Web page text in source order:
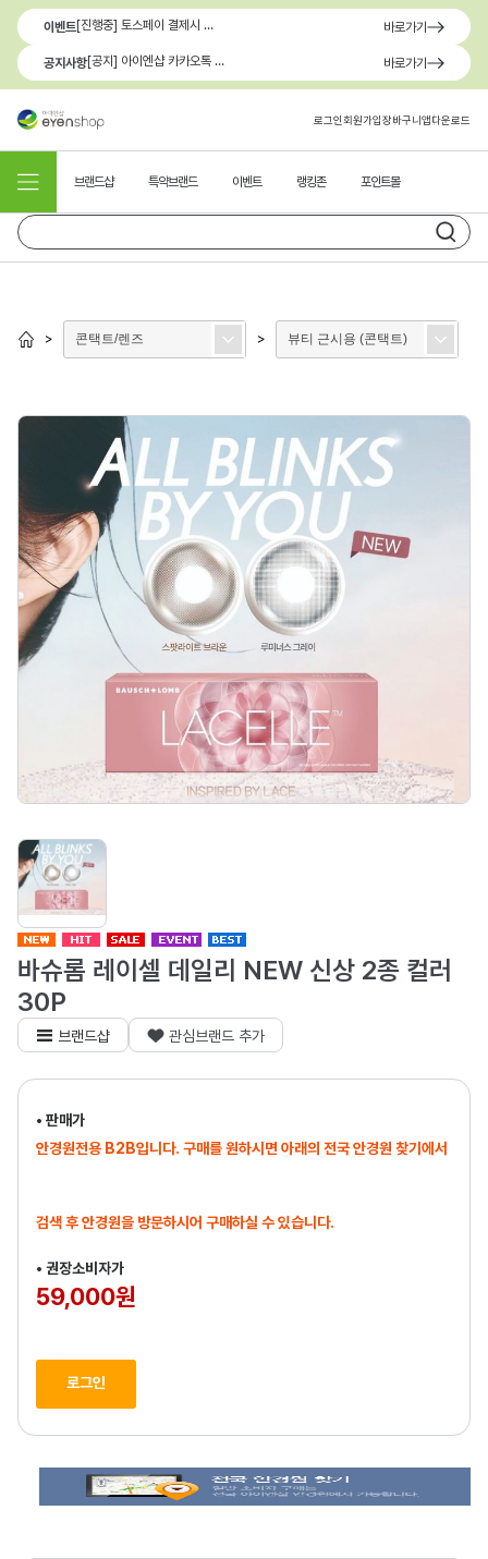
이벤트 [진행중] 토스페이 결제시 최대 1.3만원 혜택 바로가기
공지사항 [공지] 아이엔샵 카카오톡 1:1 문의 채널 이용 안내 바로가기
로그인회원가입장바구니앱다운로드
브랜드샵 특약브랜드 이벤트 랭킹존 포인트몰
> 콘택트/렌즈 > 뷰티 근시용 (콘택트)
바슈롬 레이셀 데일리 NEW 신상 2종 컬러
30P
브랜드샵 관심브랜드 추가
• 판매가
안경원전용 B2B입니다. 구매를 원하시면 아래의 전국 안경원 찾기에서
검색 후 안경원을 방문하시어 구매하실 수 있습니다.
• 권장소비자가
59,000원
로그인